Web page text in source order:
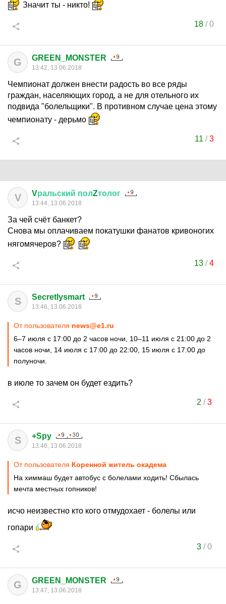
Значит ты - никто!
18 /0
G GREEN_MONSTER
13:42, 13.06.2018
Чемпионат должен внести радость во все ряды
граждан, населяющих город, а не для отельного их
подвида "болельщики". В противном случае цена этому
чемпионату - дерьмо
11 /3
V Vральский полZтолог
13:44, 13.06.2018
За чей счёт банкет?
Снова мы оплачиваем покатушки фанатов кривоногих
нягомячеров?
13 /4
S Secretlysmart
13:46, 13.06.2018
От пользователя news@e1.ru
6–7 июля с 17:00 до 2 часов ночи, 10–11 июля с 21:00 до 2
часов ночи, 14 июля с 17:00 до 22:00, 15 июля с 17:00 до
полуночи.
в июле то зачем он будет ездить?
2 /3
S +Spy
13:46, 13.06.2018
От пользователя Коренной житель окадема
На химмаш будет автобус с болелами ходить! Сбылась
мечта местных гопников!
исчо неизвестно кто кого отмудохает - болелы или
гопари
3/0
G GREEN_MONSTER
13:47, 13.06.2018